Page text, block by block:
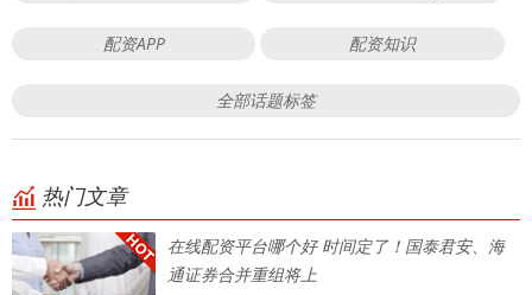
配资APP 配资知识
全部话题标签
热门文章
在线配资平台哪个好 时间定了！国泰君安、海
通证券合并重组将上